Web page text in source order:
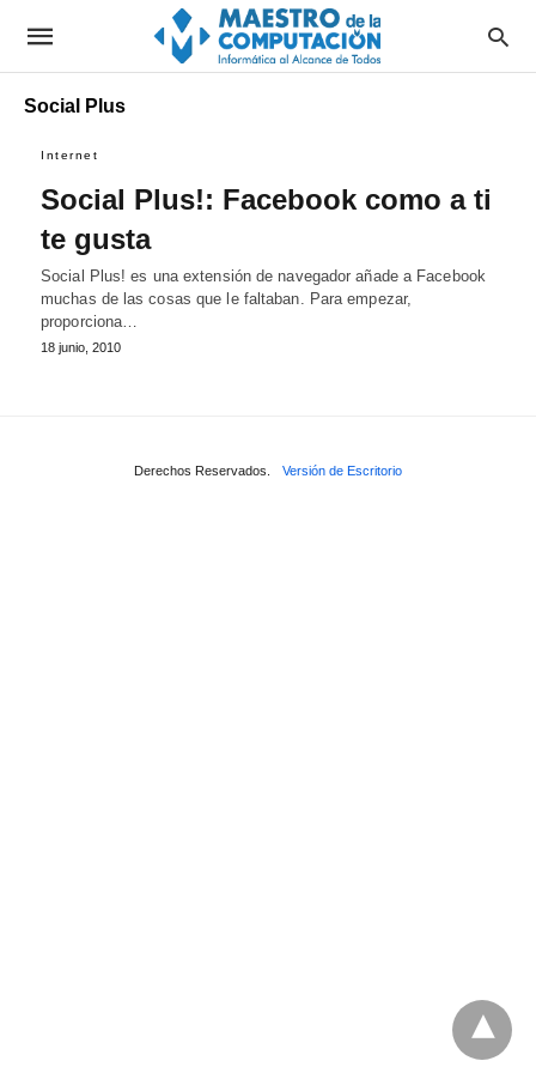
Social Plus
Internet
Social Plus!: Facebook como a ti
te gusta
Social Plus! es una extensión de navegador añade a Facebook
muchas de las cosas que le faltaban. Para empezar,
proporciona…
18 junio, 2010
Derechos Reservados. Versión de Escritorio